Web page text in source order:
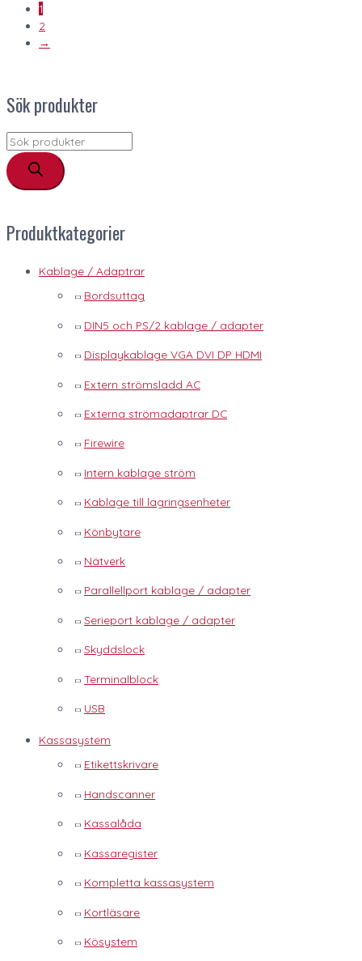
Sök produkter
Produktkategorier
Kablage / Adaptrar
Bordsuttag
DIN5 och PS/2 kablage / adapter
Displaykablage VGA DVI DP HDMI
Extern strömsladd AC
Externa strömadaptrar DC
Firewire
Intern kablage ström
Kablage till lagringsenheter
Könbytare
Nätverk
Parallellport kablage / adapter
Serieport kablage / adapter
Skyddslock
Terminalblock
USB
Kassasystem
Etikettskrivare
Handscanner
Kassalåda
Kassaregister
Kompletta kassasystem
Kortläsare
Kösystem
1
2
→